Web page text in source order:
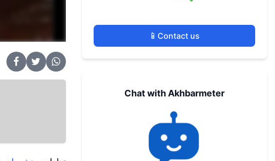
📱 Contact us
Chat with Akhbarmeter